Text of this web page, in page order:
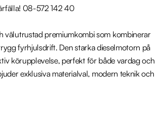
08-572 142 40
premiumkombi som kombinerar
fyrhjulsdrift. Den starka dieselmotorn på
körupplevelse, perfekt för både vardag och
exklusiva materialval, modern teknik och